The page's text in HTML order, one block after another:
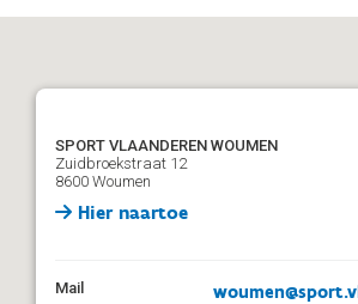
SPORT VLAANDEREN WOUMEN
Zuidbroekstraat 12
8600 Woumen
Hier naartoe
Mail